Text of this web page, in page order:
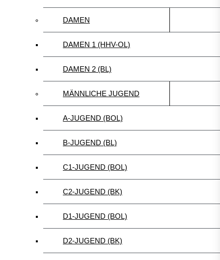
DAMEN
DAMEN 1 (HHV-OL)
DAMEN 2 (BL)
MÄNNLICHE JUGEND
A-JUGEND (BOL)
B-JUGEND (BL)
C1-JUGEND (BOL)
C2-JUGEND (BK)
D1-JUGEND (BOL)
D2-JUGEND (BK)